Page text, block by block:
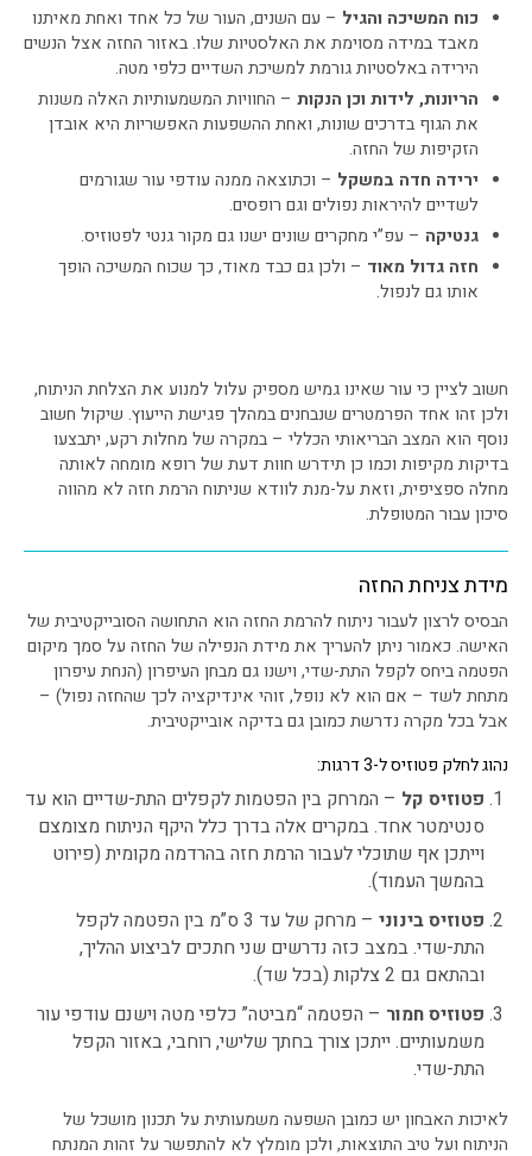
כוח המשיכה והגיל – עם השנים, העור של כל אחד ואחת מאיתנו
מאבד במידה מסוימת את האלסטיות שלו. באזור החזה אצל הנשים
הירידה באלסטיות גורמת למשיכת השדיים כלפי מטה.
הריונות, לידות וכן הנקות – החוויות המשמעותיות האלה משנות
את הגוף בדרכים שונות, ואחת ההשפעות האפשריות היא אובדן
הזקיפות של החזה.
ירידה חדה במשקל – וכתוצאה ממנה עודפי עור שגורמים
לשדיים להיראות נפולים וגם רופסים.
גנטיקה – עפ”י מחקרים שונים ישנו גם מקור גנטי לפטוזיס.
חזה גדול מאוד – ולכן גם כבד מאוד, כך שכוח המשיכה הופך
אותו גם לנפול.
חשוב לציין כי עור שאינו גמיש מספיק עלול למנוע את הצלחת הניתוח,
ולכן זהו אחד הפרמטרים שנבחנים במהלך פגישת הייעוץ. שיקול חשוב
נוסף הוא המצב הבריאותי הכללי – במקרה של מחלות רקע, יתבצעו
בדיקות מקיפות וכמו כן תידרש חוות דעת של רופא מומחה לאותה
מחלה ספציפית, וזאת על-מנת לוודא שניתוח הרמת חזה לא מהווה
סיכון עבור המטופלת.
מידת צניחת החזה
הבסיס לרצון לעבור ניתוח להרמת החזה הוא התחושה הסובייקטיבית של
האישה. כאמור ניתן להעריך את מידת הנפילה של החזה על סמך מיקום
הפטמה ביחס לקפל התת-שדי, וישנו גם מבחן העיפרון (הנחת עיפרון
מתחת לשד – אם הוא לא נופל, זוהי אינדיקציה לכך שהחזה נפול) –
אבל בכל מקרה נדרשת כמובן גם בדיקה אובייקטיבית.
נהוג לחלק פטוזיס ל-3 דרגות:
פטוזיס קל – המרחק בין הפטמות לקפלים התת-שדיים הוא עד
סנטימטר אחד. במקרים אלה בדרך כלל היקף הניתוח מצומצם
וייתכן אף שתוכלי לעבור הרמת חזה בהרדמה מקומית (פירוט
בהמשך העמוד).
פטוזיס בינוני
– מרחק של עד 3 ס”מ בין הפטמה לקפל
התת-שדי. במצב כזה נדרשים שני חתכים לביצוע ההליך,
ובהתאם גם 2 צלקות (בכל שד).
פטוזיס חמור – הפטמה “מביטה” כלפי מטה וישנם עודפי עור
משמעותיים. ייתכן צורך בחתך שלישי, רוחבי, באזור הקפל
התת-שדי.
לאיכות האבחון יש כמובן השפעה משמעותית על תכנון מושכל של
הניתוח ועל טיב התוצאות, ולכן מומלץ לא להתפשר על זהות המנתח